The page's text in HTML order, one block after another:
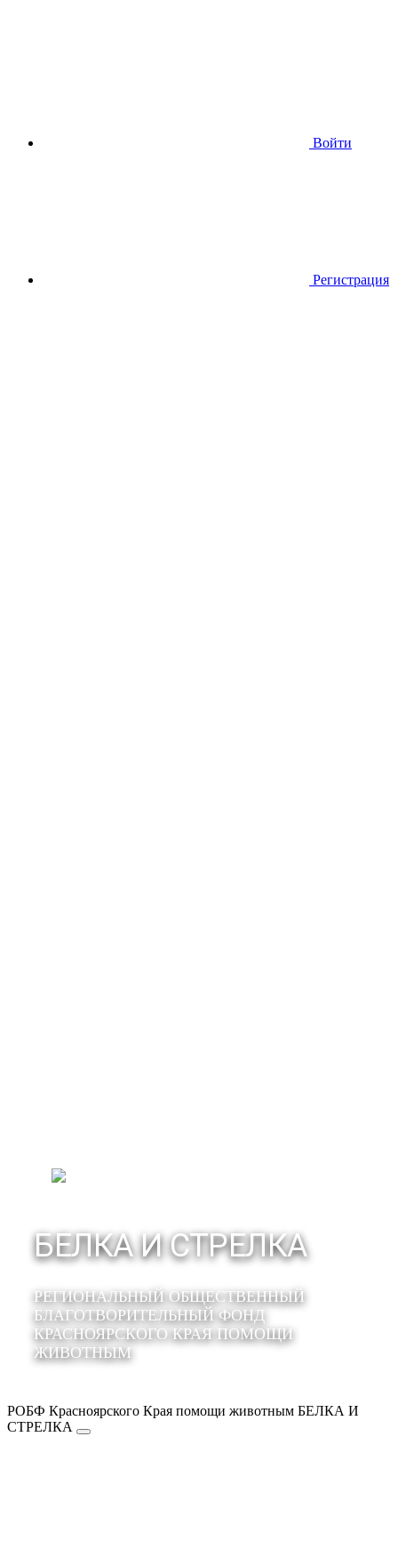
Войти
Регистрация
БЕЛКА И СТРЕЛКА
РЕГИОНАЛЬНЫЙ ОБЩЕСТВЕННЫЙ
БЛАГОТВОРИТЕЛЬНЫЙ ФОНД
КРАСНОЯРСКОГО КРАЯ ПОМОЩИ
ЖИВОТНЫМ
РОБФ Красноярского Края помощи животным БЕЛКА И
СТРЕЛКА